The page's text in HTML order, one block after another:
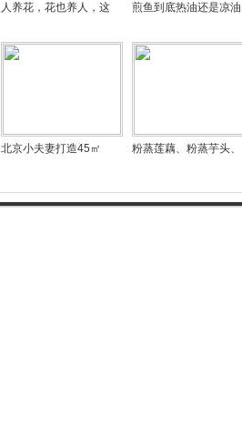
人养花，花也养人，这 煎鱼到底热油还是凉油
北京小夫妻打造45㎡ 粉蒸莲藕、粉蒸芋头、